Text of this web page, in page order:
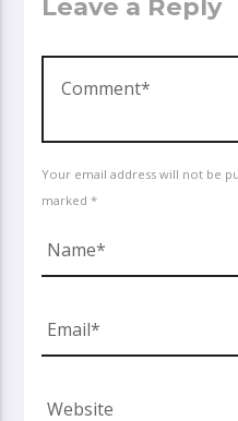
Leave a Reply
Your email address will not be
marked *